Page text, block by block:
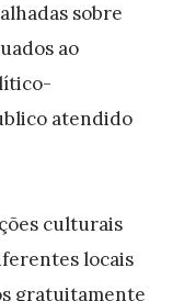
sobre
ao
atendido
culturais
locais
gratuitamente